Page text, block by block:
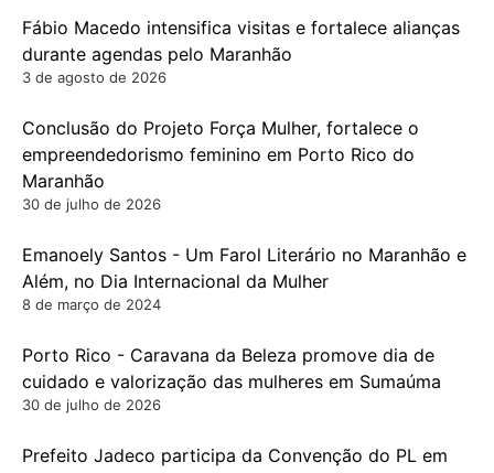
Fábio Macedo intensifica visitas e fortalece alianças
durante agendas pelo Maranhão
3 de agosto de 2026
Conclusão do Projeto Força Mulher, fortalece o
empreendedorismo feminino em Porto Rico do
Maranhão
30 de julho de 2026
Emanoely Santos - Um Farol Literário no Maranhão e
Além, no Dia Internacional da Mulher
8 de março de 2024
Porto Rico - Caravana da Beleza promove dia de
cuidado e valorização das mulheres em Sumaúma
30 de julho de 2026
Prefeito Jadeco participa da Convenção do PL em